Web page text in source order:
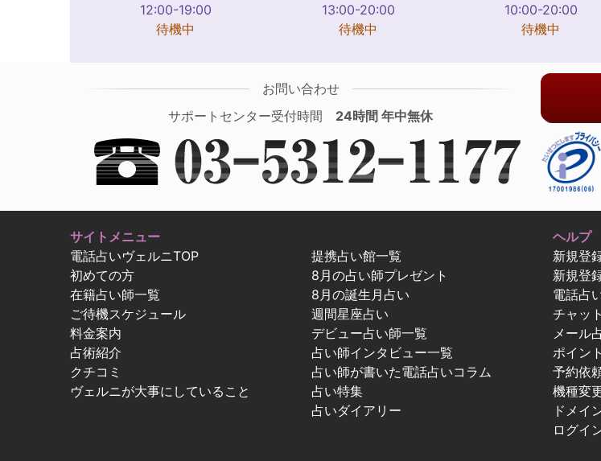
12:00-19:00
待機中
13:00-20:00
待機中
10:00-20:00
待機中
お問い合わせ
サポートセンター受付時間 24時間 年中無休
サイトメニュー
電話占いヴェルニTOP
初めての方
在籍占い師一覧
ご待機スケジュール
料金案内
占術紹介
クチコミ
ヴェルニが大事にしていること
提携占い館一覧
8月の占い師プレゼント
8月の誕生月占い
週間星座占い
デビュー占い師一覧
占い師インタビュー一覧
占い師が書いた電話占いコラム
占い特集
占いダイアリー
ヘルプ
新規登
新規登
電話占
チャッ
メール
ポイン
予約依
機種変
ドメイ
ログイ